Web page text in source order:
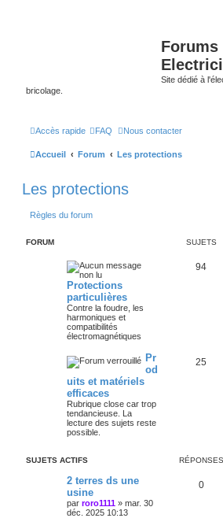
Forums
Site dédié à
bricolage.
Accès rapide FAQ Nous contacter
Accueil Forum Les protections
Les protections
Règles du forum
FORUM SUJETS
Protections
particulières
Contre la foudre, les
harmoniques et
compatibilités
électromagnétiques
94
Pr
od
uits et matériels
efficaces
Rubrique close car trop
tendancieuse. La
lecture des sujets reste
possible.
25
SUJETS ACTIFS RÉPONSES
2 terres ds une
usine
par roro1111 » mar. 30
déc. 2025 10:13
0